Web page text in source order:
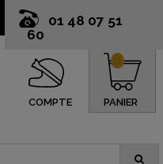
01 48 07 51
60
COMPTE PANIER
0